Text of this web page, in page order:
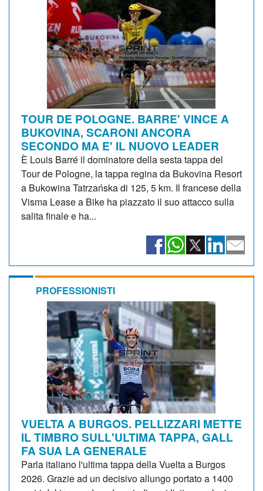
TOUR DE POLOGNE. BARRE' VINCE A
BUKOVINA, SCARONI ANCORA
SECONDO MA E' IL NUOVO LEADER
È Louis Barré il dominatore della sesta tappa del
Tour de Pologne, la tappa regina da Bukovina Resort
a Bukowina Tatrzańska di 125, 5 km. Il francese della
Visma Lease a Bike ha piazzato il suo attacco sulla
salita finale e ha...
PROFESSIONISTI
VUELTA A BURGOS. PELLIZZARI METTE
IL TIMBRO SULL'ULTIMA TAPPA, GALL
FA SUA LA GENERALE
Parla italiano l'ultima tappa della Vuelta a Burgos
2026. Grazie ad un decisivo allungo portato a 1400